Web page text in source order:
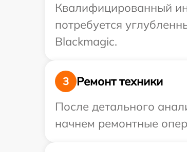
Квалифицированный
потребуется
Blackmagic.
3
Ремонт техники
После детального
начнем ремонтные